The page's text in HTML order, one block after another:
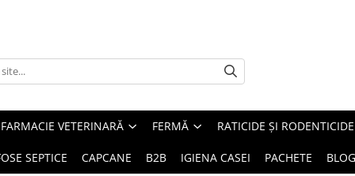
FARMACIE VETERINARĂ FERMĂ RATICIDE ȘI RODENTICIDE
SEPTICE CAPCANE B2B IGIENA CASEI PACHETE BLOG